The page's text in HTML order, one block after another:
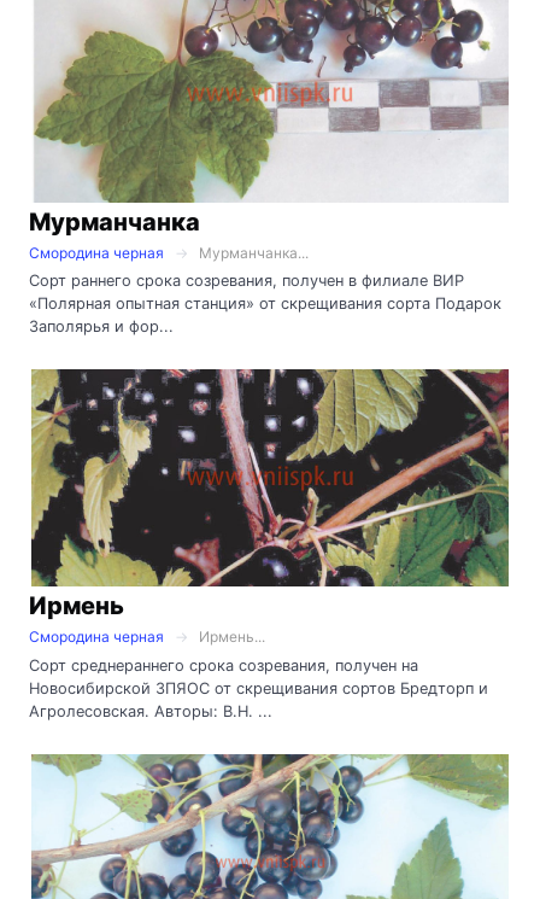
Мурманчанка
Смородина черная
Мурманчанка...
Сорт раннего срока созревания, получен в филиале ВИР
«Полярная опытная станция» от скрещивания сорта Подарок
Заполярья и фор...
Ирмень
Смородина черная
Ирмень...
Сорт среднераннего срока созревания, получен на
Новосибирской ЗПЯОС от скрещивания сортов Бредторп и
Агролесовская. Авторы: В.Н. ...